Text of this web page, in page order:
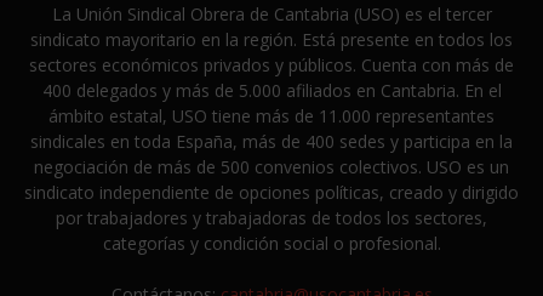
La Unión Sindical Obrera de Cantabria (USO) es el tercer
sindicato mayoritario en la región. Está presente en todos los
sectores económicos privados y públicos. Cuenta con más de
400 delegados y más de 5.000 afiliados en Cantabria. En el
ámbito estatal, USO tiene más de 11.000 representantes
sindicales en toda España, más de 400 sedes y participa en la
negociación de más de 500 convenios colectivos. USO es un
sindicato independiente de opciones políticas, creado y dirigido
por trabajadores y trabajadoras de todos los sectores,
categorías y condición social o profesional.